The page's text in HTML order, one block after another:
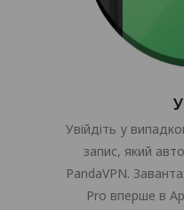
Увійдіть у
запис, який
PandaVPN.
Pro вперше в